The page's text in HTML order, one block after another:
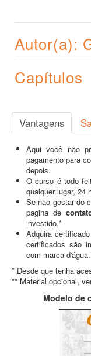
Autor(a):
Capítulos
Vantagens
Aqui você não
pagamento para
depois.
O curso é todo
qualquer lugar, 24
Se não gostar do
pagina de
investido.*
Adquira
certificados são
com marca
* Desde que tenha
** Material opcional,
Modelo de